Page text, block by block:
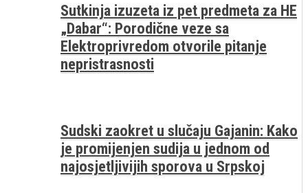
Sutkinja izuzeta iz pet predmeta za HE
„Dabar“: Porodične veze sa
Elektroprivredom otvorile pitanje
nepristrasnosti
Sudski zaokret u slučaju Gajanin: Kako
je promijenjen sudija u jednom od
najosjetljivijih sporova u Srpskoj